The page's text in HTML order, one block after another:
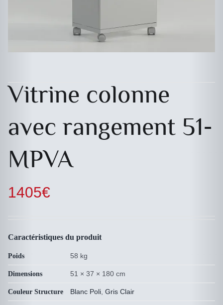
Vitrine colonne
avec rangement 51-
MPVA
1405€
Caractéristiques du produit
Poids 58 kg
Dimensions 51 × 37 × 180 cm
Couleur Structure Blanc Poli, Gris Clair